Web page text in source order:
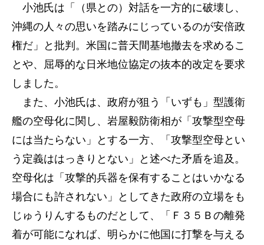
小池氏は「（県との）対話を一方的に破壊し、
沖縄の人々の思いを踏みにじっているのが安倍政
権だ」と批判。米国に普天間基地撤去を求めるこ
とや、屈辱的な日米地位協定の抜本的改定を要求
しました。
また、小池氏は、政府が狙う「いずも」型護衛
艦の空母化に関し、岩屋毅防衛相が「攻撃型空母
には当たらない」とする一方、「攻撃型空母とい
う定義ははっきりとない」と述べた矛盾を追及。
空母化は「攻撃的兵器を保有することはいかなる
場合にも許されない」としてきた政府の立場をも
じゅうりんするものだとして、「Ｆ３５Ｂの離発
着が可能になれば、明らかに他国に打撃を与える